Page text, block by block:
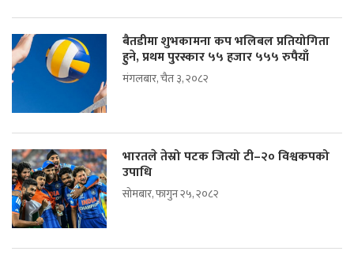
बैतडीमा शुभकामना कप भलिबल प्रतियोगिता
हुने, प्रथम पुरस्कार ५५ हजार ५५५ रुपैयाँ
मंगलबार, चैत ३, २०८२
भारतले तेस्रो पटक जित्यो टी–२० विश्वकपको
उपाधि
सोमबार, फागुन २५, २०८२